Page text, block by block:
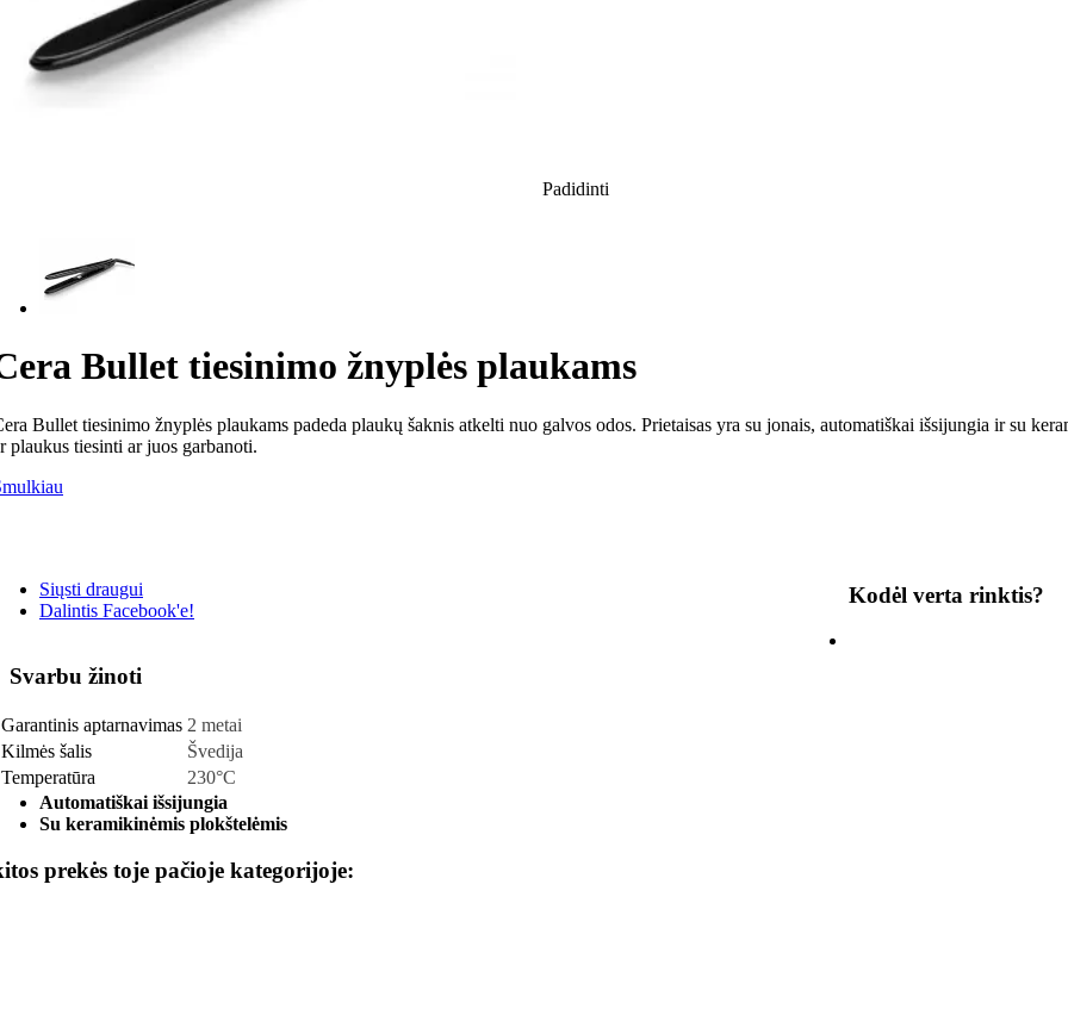
Padidinti
Bullet tiesinimo žnyplės plaukams
Bullet tiesinimo žnyplės plaukams padeda plaukų šaknis atkelti nuo galvos odos. Prietaisas yra su jonais, automatiškai išsijungia ir su
plaukus tiesinti ar juos garbanoti.
Siųsti draugui
Dalintis Facebook'e!
Svarbu žinoti
Garantinis aptarnavimas 2 metai
Kilmės šalis
Švedija
Temperatūra
230°C
Kodėl verta rinktis?
Automatiškai išsijungia
Su keramikinėmis plokštelėmis
prekės toje pačioje kategorijoje: